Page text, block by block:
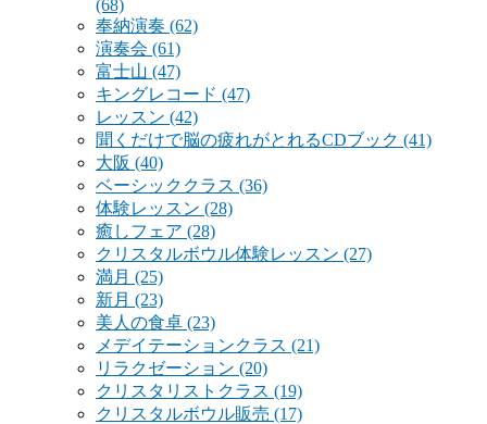
(68)
奉納演奏 (62)
演奏会 (61)
富士山 (47)
キングレコード (47)
レッスン (42)
聞くだけで脳の疲れがとれるCDブック (41)
大阪 (40)
ベーシッククラス (36)
体験レッスン (28)
癒しフェア (28)
クリスタルボウル体験レッスン (27)
満月 (25)
新月 (23)
美人の食卓 (23)
メデイテーションクラス (21)
リラクゼーション (20)
クリスタリストクラス (19)
クリスタルボウル販売 (17)